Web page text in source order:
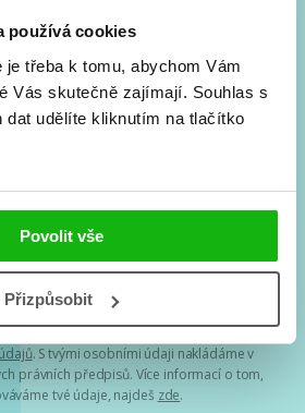
používá cookies
je třeba k tomu, abychom Vám
Vás skutečně zajímají. Souhlas s
udělíte kliknutím na tlačítko
Povolit vše
Přizpůsobit
adaptace a další.
zpracování osobních údajů
u nás v bezpečí. Přečti sinaše podmínky
. S tvými osobními údaji nakládáme v
právních předpisů. Více informací o tom,
tvé údaje, najdeš zde.